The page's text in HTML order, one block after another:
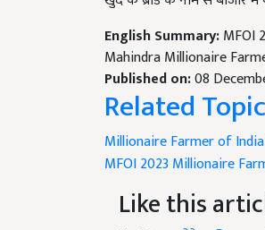
English Summary:MFOI
Mahindra Millionaire
Published on:08
Related
Millionaire Farmer of
MFOI 2023 Millionaire
Like this